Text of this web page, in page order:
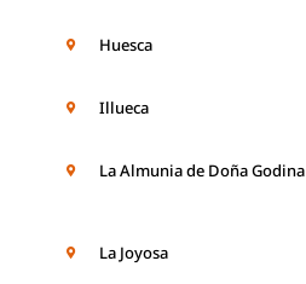
Huesca
Illueca
La Almunia de Doña Godina
La Joyosa